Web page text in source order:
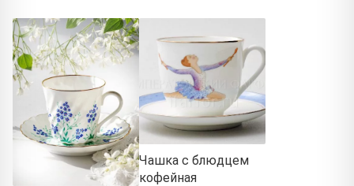
Чашка с блюдцем
кофейная